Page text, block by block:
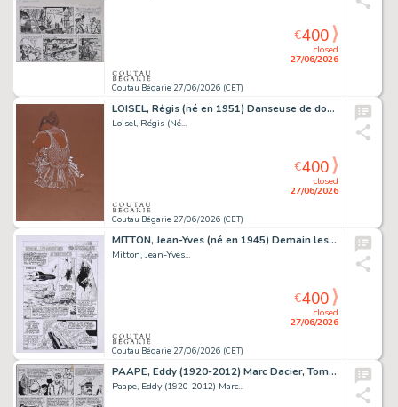
Coutau Bégarie 27/06/2026 (CET)
closed
27/06/2026
€400
LOISEL, Régis (né en 1951) Danseuse de dos. Mine de...
Loisel, Régis (Né...
Coutau Bégarie 27/06/2026 (CET)
closed
27/06/2026
€400
MITTON, Jean-Yves (né en 1945) Demain les monstres,...
Mitton, Jean-Yves...
Coutau Bégarie 27/06/2026 (CET)
closed
27/06/2026
€400
PAAPE, Eddy (1920-2012) Marc Dacier, Tome 6, L'abominable...
Paape, Eddy (1920-2012) Marc...